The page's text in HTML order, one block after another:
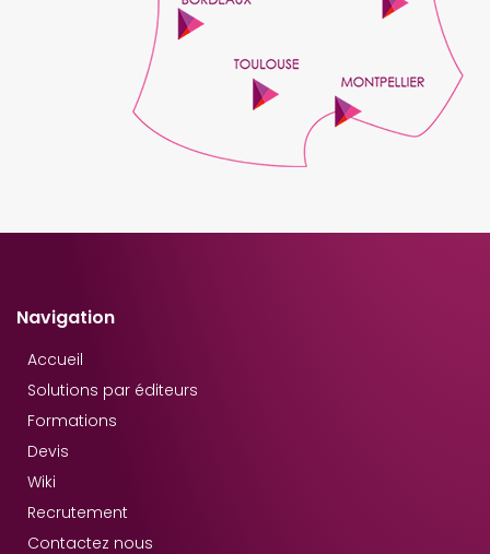
Navigation
Accueil
Solutions par éditeurs
Formations
Devis
Wiki
Recrutement
Contactez nous